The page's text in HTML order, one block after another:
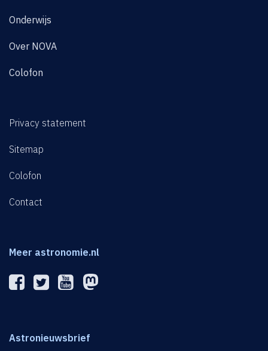
Onderwijs
Over NOVA
Colofon
Privacy statement
Sitemap
Colofon
Contact
Meer astronomie.nl
Astronieuwsbrief